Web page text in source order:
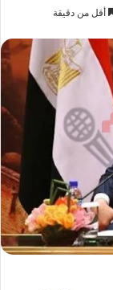
أقل من دقيقة